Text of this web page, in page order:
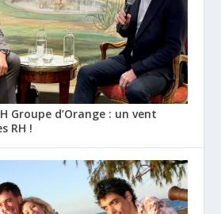
Groupe d’Orange : un vent
RH !